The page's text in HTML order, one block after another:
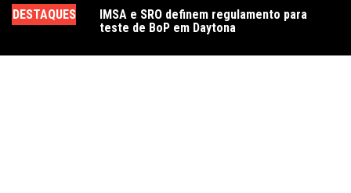
para
conteúdo
DESTAQUES
IMSA e SRO definem regulamento para
teste de BoP em Daytona
Genesis não utilizará Evo Jokers no WEC e
prioriza o desenvolvimento do GMR-001